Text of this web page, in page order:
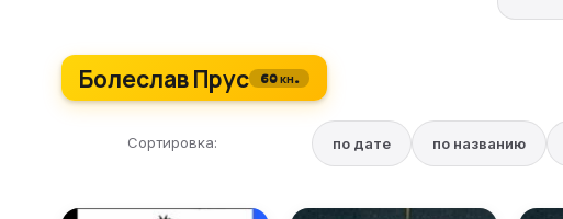
Болеслав Прус 60 кн.
Сортировка: по дате по названию